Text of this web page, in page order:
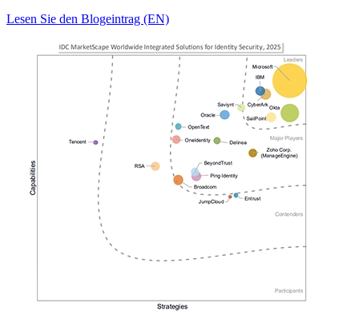
Lesen Sie den Blogeintrag (EN)